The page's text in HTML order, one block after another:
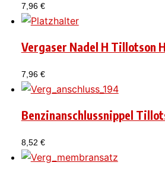
7,96 €
Vergaser Nadel H Tillotson
7,96 €
Benzinanschlussnippel
8,52 €